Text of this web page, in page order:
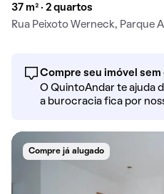
37 m² · 2 quartos
Rua Peixoto Werneck, Parque
Compre seu imóvel
O QuintoAndar te ajuda
a burocracia fica por
Compre já alugado